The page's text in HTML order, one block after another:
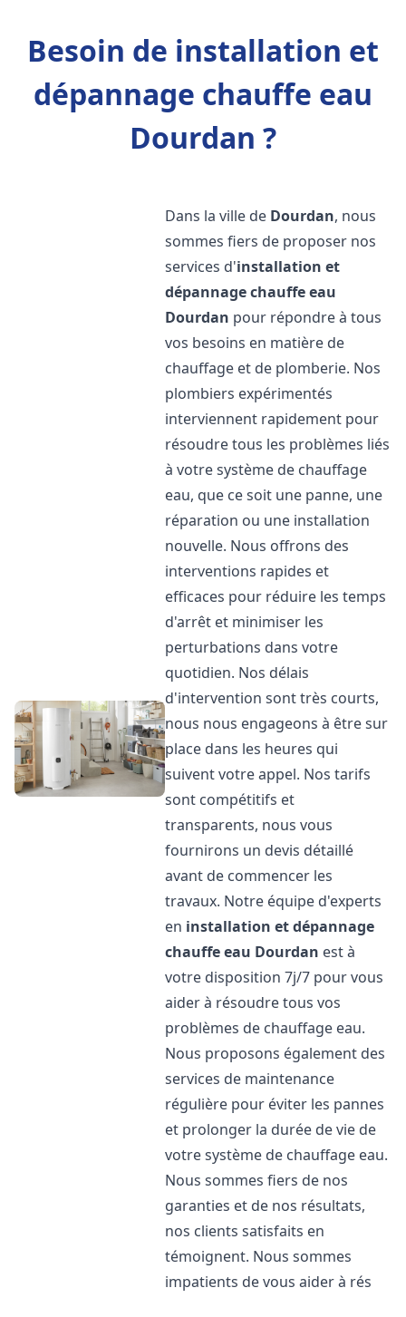
Besoin de installation et
dépannage chauffe eau
Dourdan ?
Dans la ville de Dourdan, nous
sommes fiers de proposer nos
services d'installation et
dépannage chauffe eau
Dourdan pour répondre à tous
vos besoins en matière de
chauffage et de plomberie. Nos
plombiers expérimentés
interviennent rapidement pour
résoudre tous les problèmes liés
à votre système de chauffage
eau, que ce soit une panne, une
réparation ou une installation
nouvelle. Nous offrons des
interventions rapides et
efficaces pour réduire les temps
d'arrêt et minimiser les
perturbations dans votre
quotidien. Nos délais
d'intervention sont très courts,
nous nous engageons à être sur
place dans les heures qui
suivent votre appel. Nos tarifs
sont compétitifs et
transparents, nous vous
fournirons un devis détaillé
avant de commencer les
travaux. Notre équipe d'experts
en installation et dépannage
chauffe eau Dourdan est à
votre disposition 7j/7 pour vous
aider à résoudre tous vos
problèmes de chauffage eau.
Nous proposons également des
services de maintenance
régulière pour éviter les pannes
et prolonger la durée de vie de
votre système de chauffage eau.
Nous sommes fiers de nos
garanties et de nos résultats,
nos clients satisfaits en
témoignent. Nous sommes
impatients de vous aider à rés